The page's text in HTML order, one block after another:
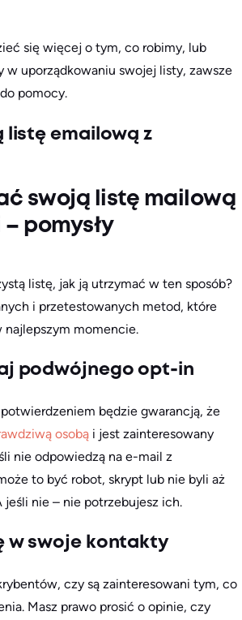
się więcej o tym, co robimy, lub
w uporządkowaniu swojej listy, zawsze
pomocy.
listę emailową z
swoją listę mailową
pomysły
listę, jak ją utrzymać w ten sposób?
i przetestowanych metod, które
najlepszym momencie.
podwójnego opt-in
będzie gwarancją, że
osobą i jest zainteresowany
nie odpowiedzą na e-mail z
to być robot, skrypt lub nie byli aż
jeśli nie – nie potrzebujesz ich.
w swoje kontakty
czy są zainteresowani tym, co
Masz prawo prosić o opinie, czy